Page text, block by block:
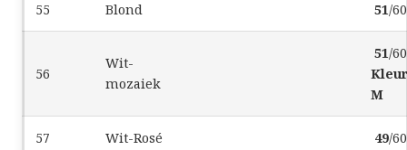
55 Blond 51/
56
Wit-
mozaiek
51/
M
57 Wit-Rosé 49/